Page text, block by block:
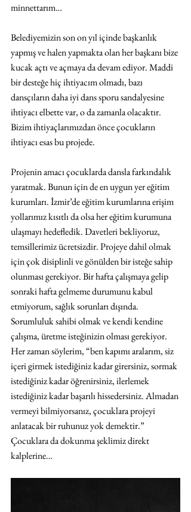
minnettarım…
Belediyemizin son on yıl içinde başkanlık
yapmış ve halen yapmakta olan her başkanı bize
kucak açtı ve açmaya da devam ediyor. Maddi
bir desteğe hiç ihtiyacım olmadı, bazı
dansçıların daha iyi dans sporu sandalyesine
ihtiyacı elbette var, o da zamanla olacaktır.
Bizim ihtiyaçlarımızdan önce çocukların
ihtiyacı esas bu projede.
Projenin amacı çocuklarda dansla farkındalık
yaratmak. Bunun için de en uygun yer eğitim
kurumları. İzmir’de eğitim kurumlarına erişim
yollarımız kısıtlı da olsa her eğitim kurumuna
ulaşmayı hedefledik. Davetleri bekliyoruz,
temsillerimiz ücretsizdir. Projeye dahil olmak
için çok disiplinli ve gönülden bir isteğe sahip
olunması gerekiyor. Bir hafta çalışmaya gelip
sonraki hafta gelmeme durumunu kabul
etmiyorum, sağlık sorunları dışında.
Sorumluluk sahibi olmak ve kendi kendine
çalışma, üretme isteğinizin olması gerekiyor.
Her zaman söylerim, “ben kapımı aralarım, siz
içeri girmek istediğiniz kadar girersiniz, sormak
istediğiniz kadar öğrenirsiniz, ilerlemek
istediğiniz kadar başarılı hissedersiniz. Almadan
vermeyi bilmiyorsanız, çocuklara projeyi
anlatacak bir ruhunuz yok demektir.”
Çocuklara da dokunma şeklimiz direkt
kalplerine…